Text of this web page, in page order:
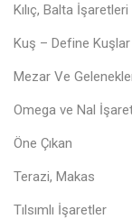
Kılıç, Balta İşaretleri
Kuş – Define Kuşlar
Mezar Ve
Omega ve Nal
Öne Çıkan
Terazi, Makas
Tılsımlı İşaretler